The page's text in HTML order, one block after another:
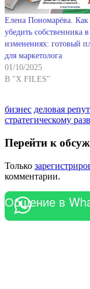
Елена Пономарёва. Как
убедить собственника в
изменениях: готовый
для маркетолога
01/10/2025
В "X FILES"
бизнес деловая
стратегическому
Перейти к
Только
комментарии.
Общение в